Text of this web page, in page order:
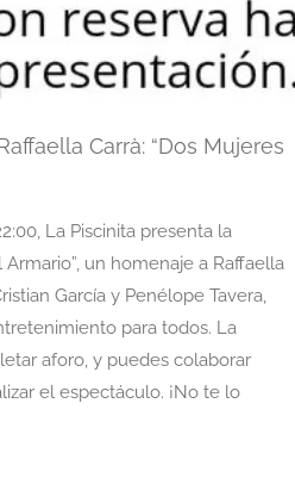
Carrà: “Dos Mujeres
La Piscinita presenta la
un homenaje a Raffaella
García y Penélope Tavera,
para todos. La
aforo, y puedes colaborar
el espectáculo. ¡No te lo